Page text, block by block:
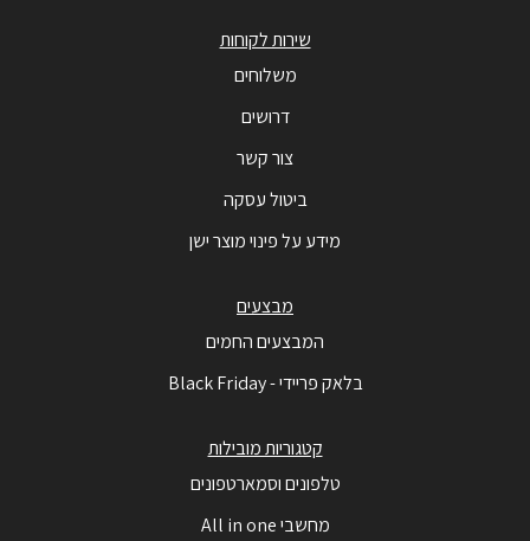
שירות לקוחות
משלוחים
דרושים
צור קשר
ביטול עסקה
מידע על פינוי מוצר ישן
מבצעים
המבצעים החמים
בלאק פריידי - Black Friday
קטגוריות מובילות
טלפונים וסמארטפונים
מחשבי All in one